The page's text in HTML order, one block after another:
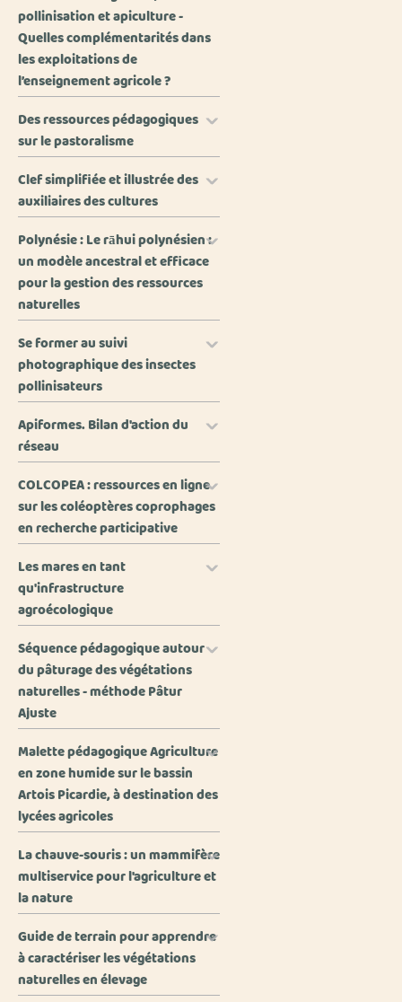
pollinisation et apiculture -
Quelles complémentarités dans
les exploitations de
l’enseignement agricole ?
Des ressources pédagogiques
sur le pastoralisme
Clef simplifiée et illustrée des
auxiliaires des cultures
Polynésie : Le rāhui polynésien :
un modèle ancestral et efficace
pour la gestion des ressources
naturelles
Se former au suivi
photographique des insectes
pollinisateurs
Apiformes. Bilan d'action du
réseau
COLCOPEA : ressources en ligne
sur les coléoptères coprophages
en recherche participative
Les mares en tant
qu'infrastructure
agroécologique
Séquence pédagogique autour
du pâturage des végétations
naturelles - méthode Pâtur
Ajuste
Malette pédagogique Agriculture
en zone humide sur le bassin
Artois Picardie, à destination des
lycées agricoles
La chauve-souris : un mammifère
multiservice pour l'agriculture et
la nature
Guide de terrain pour apprendre
à caractériser les végétations
naturelles en élevage